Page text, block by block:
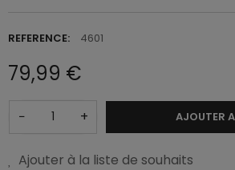
REFERENCE: 4601
79,99 €
− + AJOUTER
Ajouter à la liste de souhaits